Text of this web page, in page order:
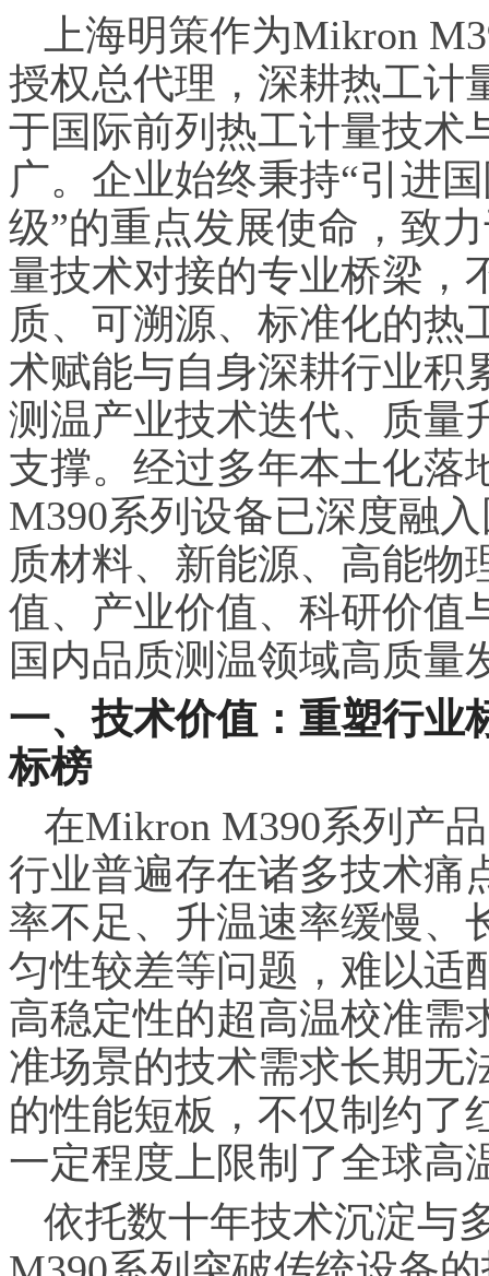
上海明策作为Mikron
授权总代理，深耕热工计
于国际前列热工计量技术
广。企业始终秉持“引进
级”的重点发展使命，致
量技术对接的专业桥梁，
质、可溯源、标准化的热
术赋能与自身深耕行业积
测温产业技术迭代、质量
支撑。经过多年本土化落
M390系列设备已深度融
质材料、新能源、高能物
值、产业价值、科研价值
国内品质测温领域高质量
一、技术价值：重塑行业
标榜
在Mikron M390系列产
行业普遍存在诸多技术痛
率不足、升温速率缓慢、
匀性较差等问题，难以适
高稳定性的超高温校准需
准场景的技术需求长期无
的性能短板，不仅制约了
一定程度上限制了全球高
依托数十年技术沉淀与